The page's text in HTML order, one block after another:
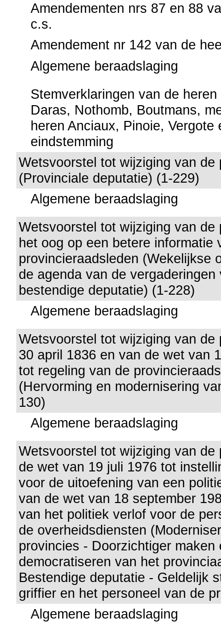
Amendementen nrs 87 en 88
c.s.
Amendement nr 142 van de
Algemene beraadslaging
Stemverklaringen van de
Daras, Nothomb, Boutmans,
heren Anciaux, Pinoie, Vergote
eindstemming
Wetsvoorstel tot wijziging van de
(Provinciale deputatie) (1-229)
Algemene beraadslaging
Wetsvoorstel tot wijziging van de
het oog op een betere informatie
provincieraadsleden (Wekelijkse
de agenda van de vergaderingen
bestendige deputatie) (1-228)
Algemene beraadslaging
Wetsvoorstel tot wijziging van de
30 april 1836 en van de wet van
tot regeling van de
(Hervorming en modernisering
130)
Algemene beraadslaging
Wetsvoorstel tot wijziging van de
de wet van 19 juli 1976 tot
voor de uitoefening van een
van de wet van 18 september
van het politiek verlof voor de
de overheidsdiensten
provincies - Doorzichtiger maken
democratiseren van het
Bestendige deputatie - Geldelijk
griffier en het personeel van de
Algemene beraadslaging